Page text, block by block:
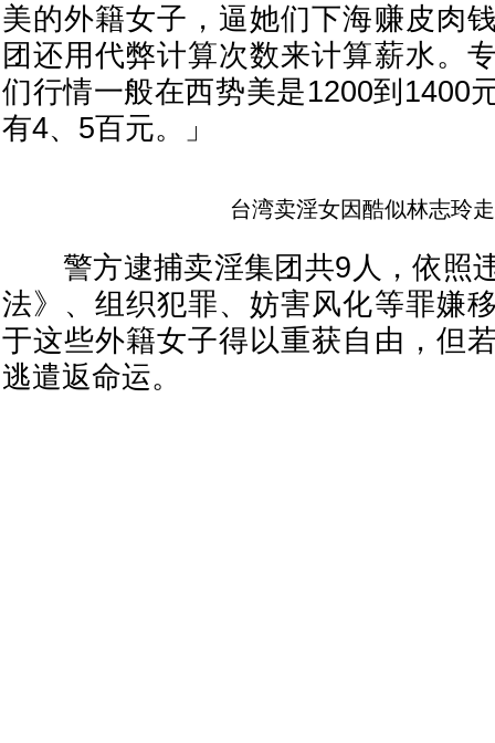
美的外籍女子，逼她们下海赚皮肉
团还用代弊计算次数来计算薪水。
们行情一般在西势美是1200到1400
有4、5百元。」
台湾卖淫女因酷似林志玲
警方逮捕卖淫集团共9人，依照
法》、组织犯罪、妨害风化等罪嫌
于这些外籍女子得以重获自由，但
逃遣返命运。